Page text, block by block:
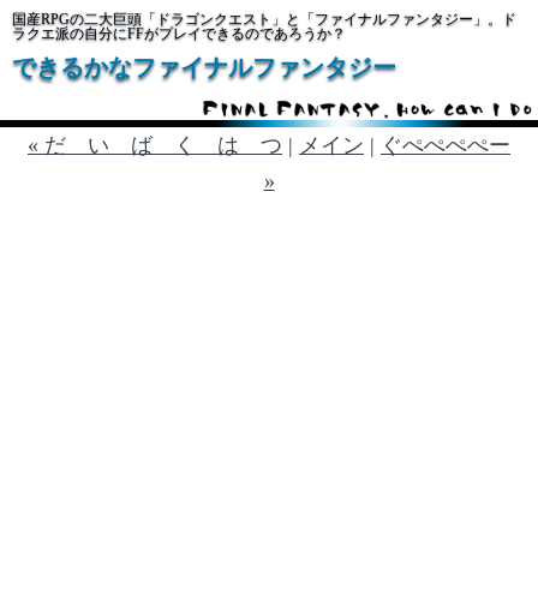
国産RPGの二大巨頭「ドラゴンクエスト」と「ファイナルファンタジー」。ド
ラクエ派の自分にFFがプレイできるのであろうか？
できるかなファイナルファンタジー
« だ い ば く は つ | メイン | ぐぺぺぺぺー
»